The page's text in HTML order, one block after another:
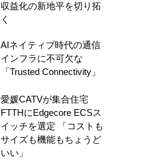
収益化の新地平を切り拓
く
AIネイティブ時代の通信
インフラに不可欠な
「Trusted Connectivity」
愛媛CATVが集合住宅
FTTHにEdgecore ECSス
イッチを選定 「コストも
サイズも機能もちょうど
いい」